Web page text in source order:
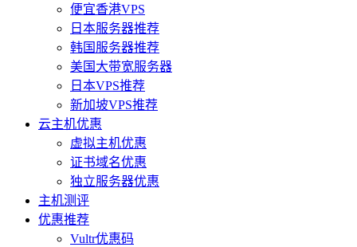
便宜香港VPS
日本服务器推荐
韩国服务器推荐
美国大带宽服务器
日本VPS推荐
新加坡VPS推荐
云主机优惠
虚拟主机优惠
证书域名优惠
独立服务器优惠
主机测评
优惠推荐
Vultr优惠码